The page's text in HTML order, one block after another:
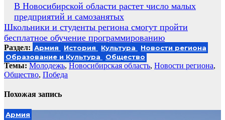
Навигация
по
записям
В Новосибирской области растет число малых
предприятий и самозанятых
Школьники и студенты региона смогут пройти
бесплатное обучение программированию
Раздел: Армия История Культура
Новости региона
Образование и Культура
Общество
Темы: Молодежь, Новосибирская область, Новости региона,
Общество, Победа
Похожая запись
Армия